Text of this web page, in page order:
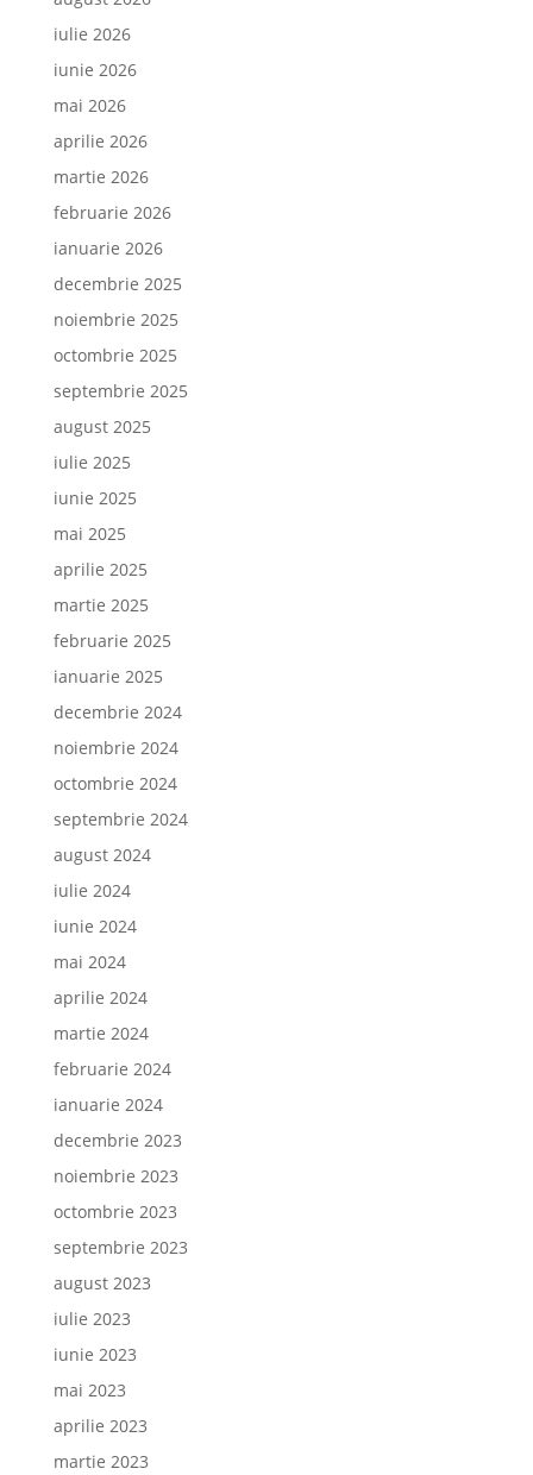
iulie 2026
iunie 2026
mai 2026
aprilie 2026
martie 2026
februarie 2026
ianuarie 2026
decembrie 2025
noiembrie 2025
octombrie 2025
septembrie 2025
august 2025
iulie 2025
iunie 2025
mai 2025
aprilie 2025
martie 2025
februarie 2025
ianuarie 2025
decembrie 2024
noiembrie 2024
octombrie 2024
septembrie 2024
august 2024
iulie 2024
iunie 2024
mai 2024
aprilie 2024
martie 2024
februarie 2024
ianuarie 2024
decembrie 2023
noiembrie 2023
octombrie 2023
septembrie 2023
august 2023
iulie 2023
iunie 2023
mai 2023
aprilie 2023
martie 2023